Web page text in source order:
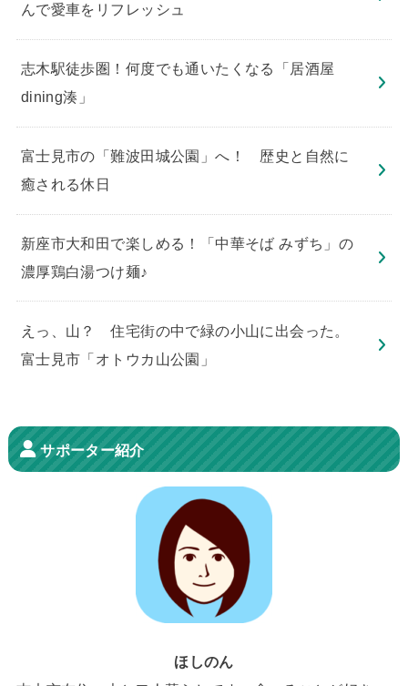
んで愛車をリフレッシュ
志木駅徒歩圏！何度でも通いたくなる「居酒屋
dining湊」
​富士見市の「難波田城公園」へ！ 歴史と自然に
癒される休日
新座市大和田で楽しめる！「中華そば みずち」の
濃厚鶏白湯つけ麺♪
えっ、山？ 住宅街の中で緑の小山に出会った。
富士見市「オトウカ山公園」
サポーター紹介
ほしのん